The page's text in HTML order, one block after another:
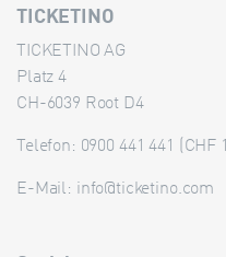
TICKETINO
TICKETINO AG
Platz 4
CH-6039 Root D4
Telefon: 0900 441 441 (CHF
E-Mail: info@ticketino.com